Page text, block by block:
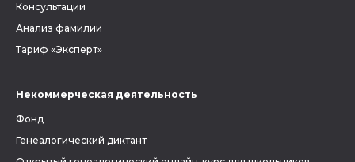
Консультации
Анализ фамилии
Тариф «Эксперт»
Некоммерческая деятельность
Фонд
Генеалогический диктант